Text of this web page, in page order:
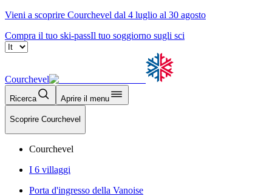
Vieni a scoprire Courchevel dal 4 luglio al 30 agosto
Compra il tuo ski-passIl tuo soggiorno sugli sci
Courchevel
Ricerca Aprire il menu
Scoprire Courchevel
Courchevel
I 6 villaggi
Porta d'ingresso della Vanoise